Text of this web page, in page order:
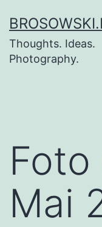
Inhalt
springen
Thoughts. Ideas.
Photography.
Foto
Mai